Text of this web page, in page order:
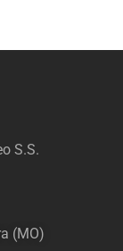
S.S.
(MO)